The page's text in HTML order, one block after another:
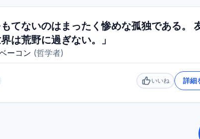
もてないのはまったく惨めな孤独である。
は荒野に過ぎない。」
ーコン (哲学者)
いいね
いいね 詳細